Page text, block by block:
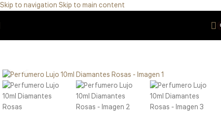
Skip to navigation Skip to main content